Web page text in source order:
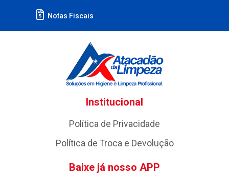
Notas Fiscais
Institucional
Política de Privacidade
Política de Troca e Devolução
Baixe já nosso APP